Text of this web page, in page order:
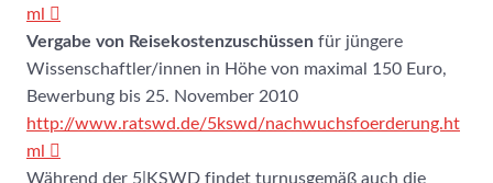
ml
Vergabe von Reisekostenzuschüssen für jüngere
Wissenschaftler/innen in Höhe von maximal 150 Euro,
Bewerbung bis 25. November 2010
http://www.ratswd.de/5kswd/nachwuchsfoerderung.ht
ml
Während der 5|KSWD findet turnusgemäß auch die